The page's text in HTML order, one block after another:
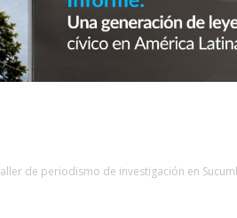
de periodismo de investigación en